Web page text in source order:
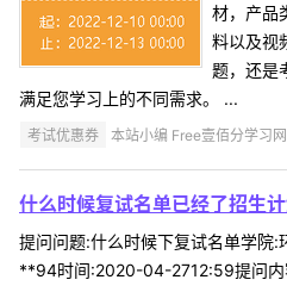
材，产品
料以及视
题，还是
满足您学习上的不同需求。 ...
考试优惠券 本站小编 Free壹佰分学习
什么时候复试名单已经了招生
提问问题:什么时候下复试名单学院
**94时间:2020-04-2712:59提问内